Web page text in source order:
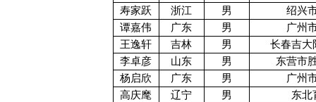
寿家跃
浙江 男
绍兴
谭嘉伟
广东 男
广州
王逸轩
吉林 男
长春吉大
李卓彦
山东 男
东营市
杨启欣
广东 男
广州
高庆麾
辽宁 男
东北